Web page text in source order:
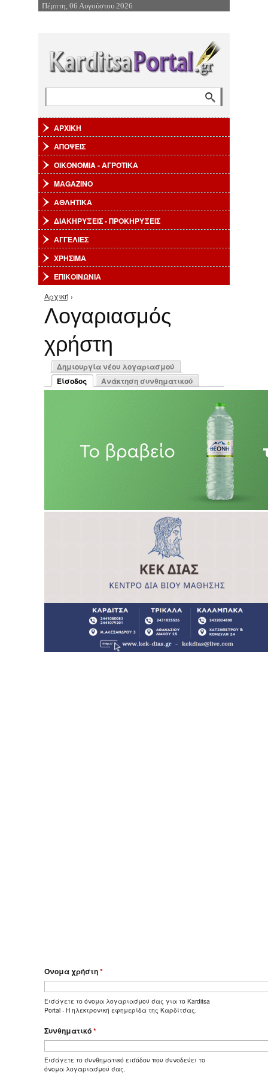
Επιστροφή στην Πλοήγηση
Πέμπτη, 06 Αυγούστου 2026
ΑΡΧΙΚΗ
ΑΠΟΨΕΙΣ
ΟΙΚΟΝΟΜΙΑ - ΑΓΡΟΤΙΚΑ
MAGAZINO
ΑΘΛΗΤΙΚΑ
ΔΙΑΚΗΡΥΞΕΙΣ - ΠΡΟΚΗΡΥΞΕΙΣ
ΑΓΓΕΛΙΕΣ
ΧΡΗΣΙΜΑ
ΕΠΙΚΟΙΝΩΝΙΑ
Είστε εδώ
Αρχική ›
Λογαριασμός
χρήστη
Πρωτεύουσες καρτέλες
Δημιουργία νέου λογαριασμού
Είσοδος
(ενεργή καρτέλα)
Ανάκτηση συνθηματικού
Όνομα χρήστη*
Εισάγετε το όνομα λογαριασμού σας για το Karditsa
Portal - Η ηλεκτρονική εφημερίδα της Καρδίτσας.
Συνθηματικό*
Εισάγετε το συνθηματικό εισόδου που συνοδεύει το
όνομα λογαριασμού σας.